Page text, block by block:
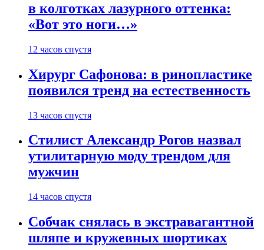
в колготках лазурного оттенка:
«Вот это ноги…»
12 часов спустя
Хирург Сафонова: в ринопластике
появился тренд на естественность
13 часов спустя
Стилист Александр Рогов назвал
утилитарную моду трендом для
мужчин
14 часов спустя
Собчак снялась в экстравагантной
шляпе и кружевных шортиках